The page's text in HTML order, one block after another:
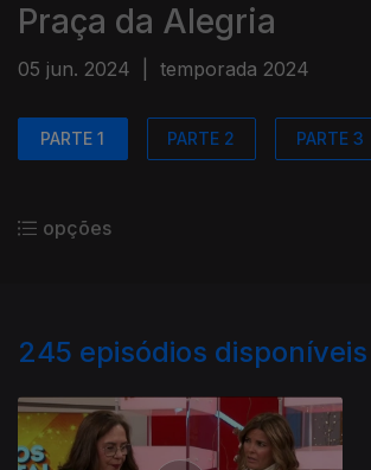
Praça da Alegria
05 jun. 2024 temporada 2024
PARTE 1 PARTE 2 PARTE 3
opções
245 episódios disponíveis